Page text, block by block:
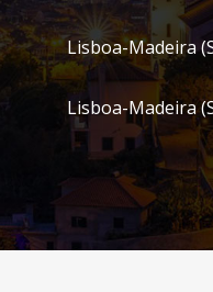
Lisboa-Madeira
Lisboa-Madeira